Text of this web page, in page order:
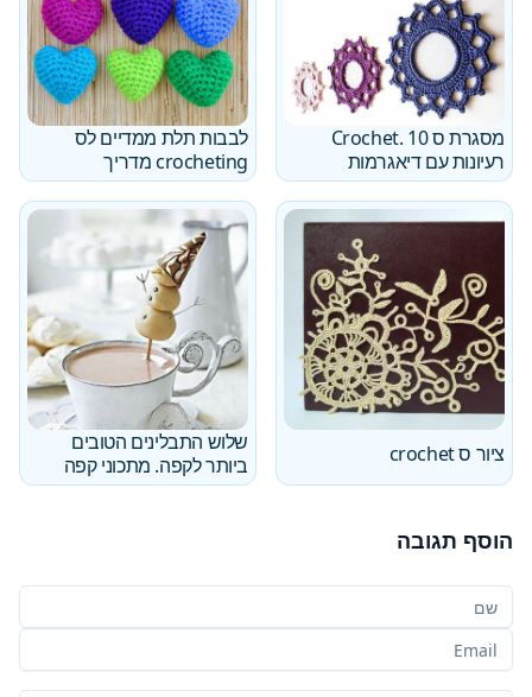
מסגרת ס Crochet. 10
רעיונות עם דיאגרמות
לבבות תלת ממדיים לס
crocheting מדריך
ציור ס crochet
שלוש התבלינים הטובים
ביותר לקפה. מתכוני קפה
הוסף תגובה
שמך
האימייל שלך